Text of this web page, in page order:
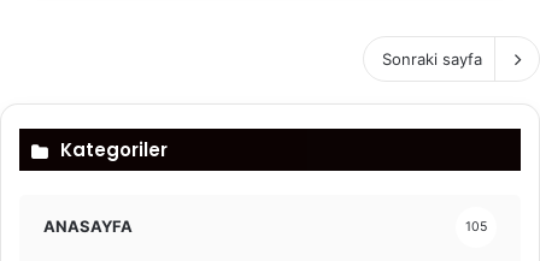
Sonraki sayfa
Kategoriler
ANASAYFA 105